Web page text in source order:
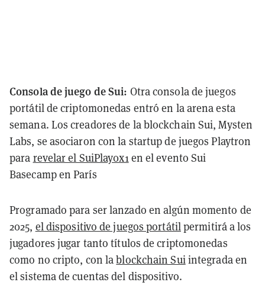
Consola de juego de Sui: Otra consola de juegos
portátil de criptomonedas entró en la arena esta
semana. Los creadores de la blockchain Sui, Mysten
Labs, se asociaron con la startup de juegos Playtron
para revelar el SuiPlay0x1en el evento Sui
Basecamp en París
Programado para ser lanzado en algún momento de
2025, el dispositivo de juegos portátilpermitirá a los
jugadores jugar tanto títulos de criptomonedas
como no cripto, con lablockchain Suiintegrada en
el sistema de cuentas del dispositivo.